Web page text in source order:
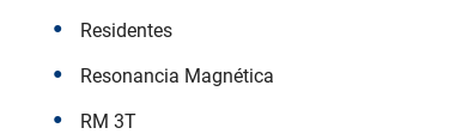
Residentes
Resonancia Magnética
RM 3T